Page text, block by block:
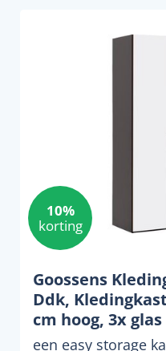
10%
korting
Goossens
Ddk,
cm hoog, 3x
een easy storage